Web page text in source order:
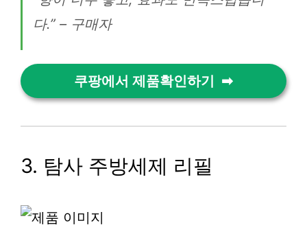
다.” – 구매자
쿠팡에서 제품확인하기
3. 탐사 주방세제 리필